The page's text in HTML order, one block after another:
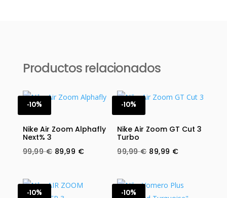
Productos relacionados
-10%
Nike Air Zoom Alphafly
Next% 3
99,99€ Original
99,99 €.
89,99 €Current
-10%
Nike Air Zoom GT Cut 3
Turbo
99,99€ Original
99,99 €.
89,99 €Current
89,99 €.
-10% -10%